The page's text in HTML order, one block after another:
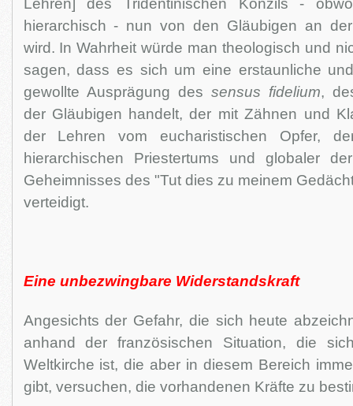
Lehren] des Tridentinischen Konzils -
hierarchisch - nun von den Gläubigen an
wird. In Wahrheit würde man theologisch und
sagen, dass es sich um eine erstaunliche
gewollte Ausprägung des sensus fidelium,
der Gläubigen handelt, der mit Zähnen und
der Lehren vom eucharistischen Opfer,
hierarchischen Priestertums und globaler
Geheimnisses des "Tut dies zu meinem
verteidigt.
Eine unbezwingbare Widerstandskraft
Angesichts der Gefahr, die sich heute
anhand der französischen Situation, die
Weltkirche ist, die aber in diesem Bereich
gibt, versuchen, die vorhandenen Kräfte zu